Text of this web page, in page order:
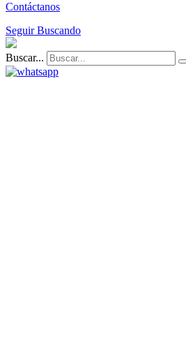
Contáctanos
Seguir Buscando
Buscar...